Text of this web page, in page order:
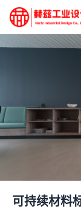
可持续材料